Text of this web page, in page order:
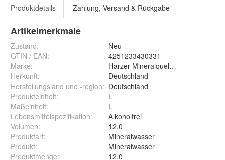
Produktdetails Zahlung, Versand & Rückgabe
Artikelmerkmale
Zustand:
Neu
GTIN / EAN:
4251233430331
Marke:
Harzer Mineralquelle Blankenburg
Herkunft:
Deutschland
Herstellungsland und -region: Deutschland
Produkteinheit:
L
Maßeinheit:
L
Lebensmittelspezifikation:
Alkoholfrei
Volumen:
12,0
Produktart:
Mineralwasser
Produkt:
Mineralwasser
Produktmenge:
12,0